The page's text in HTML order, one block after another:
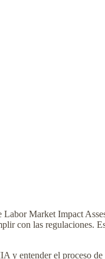
Labor Market Impact
con las regulaciones.
y entender el proceso de